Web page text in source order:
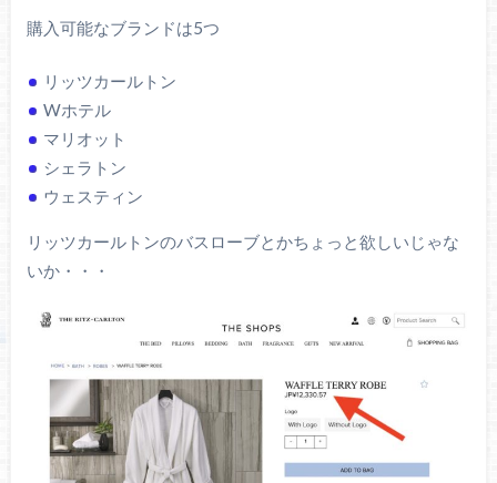
購入可能なブランドは5つ
リッツカールトン
Wホテル
マリオット
シェラトン
ウェスティン
リッツカールトンのバスローブとかちょっと欲しいじゃな
いか・・・